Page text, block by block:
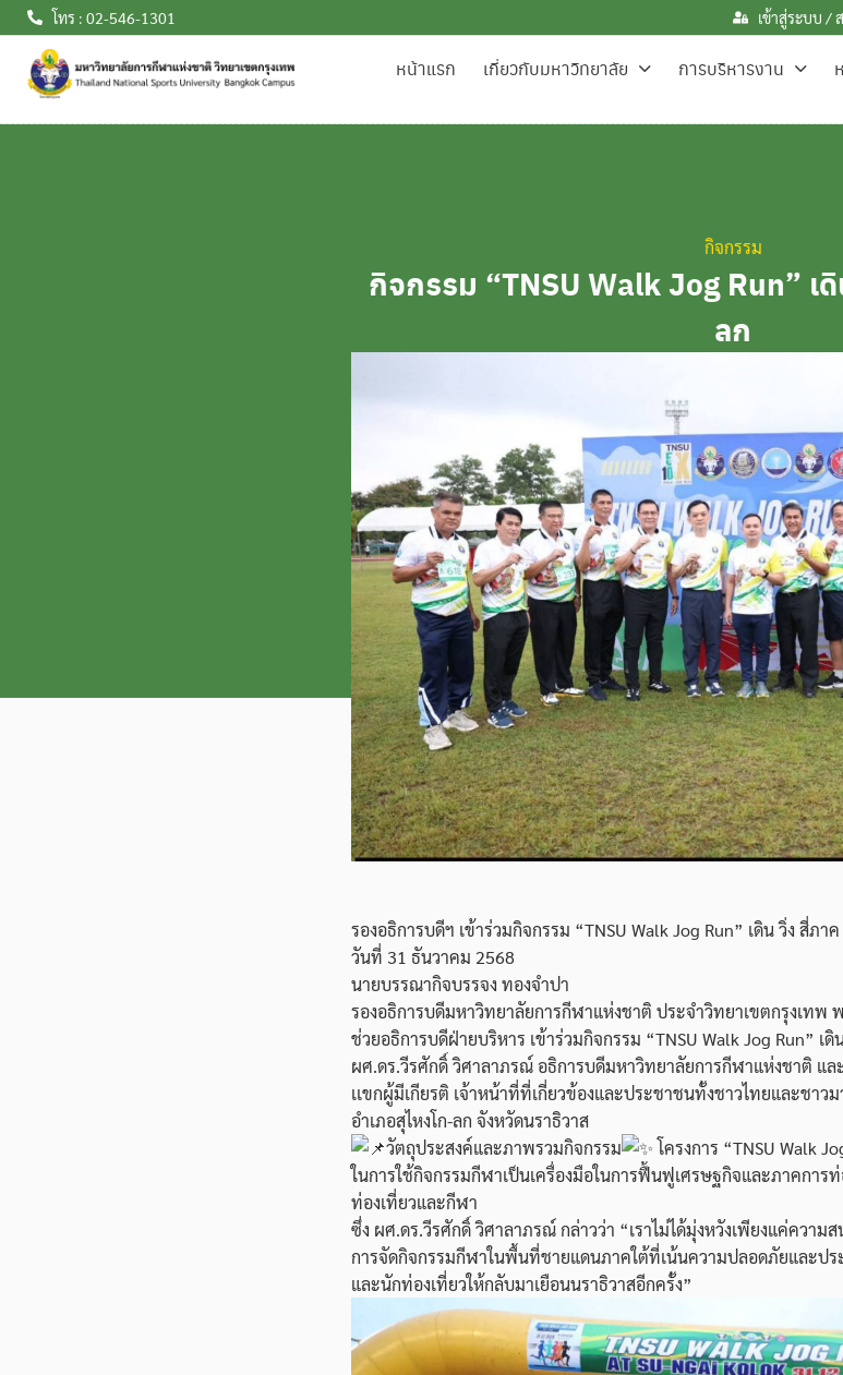
โทร : 02-546-1301 เข้าสู่ระบบ /
หน้าแรก เกี่ยวกับมหาวิทยาลัย การบริหารงาน
กิจกรรม
กิจกรรม “TNSU Walk Jog Run” เ
ลก
รองอธิการบดีฯ เข้าร่วมกิจกรรม “TNSU Walk Jog Run” เดิน วิ่ง สี่ภาค
วันที่ 31 ธันวาคม 2568
นายบรรณากิจบรรจง ทองจำปา
รองอธิการบดีมหาวิทยาลัยการกีฬาแห่งชาติ ประจำวิทยาเขตกรุงเท
ช่วยอธิการบดีฝ่ายบริหาร เข้าร่วมกิจกรรม “TNSU Walk Jog Run” เ
ผศ.ดร.วีรศักดิ์ วิศาลาภรณ์ อธิการบดีมหาวิทยาลัยการกีฬาแห่งชาติ แ
เเขกผู้มีเกียรติ เจ้าหน้าที่ที่เกี่ยวข้องและประชาชนทั้งชาวไทยและชาว
อำเภอสุไหงโก-ลก จังหวัดนราธิวาส
วัตถุประสงค์และภาพรวมกิจกรรม
โครงการ “TNSU Walk
ในการใช้กิจกรรมกีฬาเป็นเครื่องมือในการฟื้นฟูเศรษฐกิจและภาคการ
ท่องเที่ยวและกีฬา
ซึ่ง ผศ.ดร.วีรศักดิ์ วิศาลาภรณ์ กล่าวว่า “เราไม่ได้มุ่งหวังเพียงแค่ความ
การจัดกิจกรรมกีฬาในพื้นที่ชายแดนภาคใต้ที่เน้นความปลอดภัยและปร
และนักท่องเที่ยวให้กลับมาเยือนนราธิวาสอีกครั้ง”